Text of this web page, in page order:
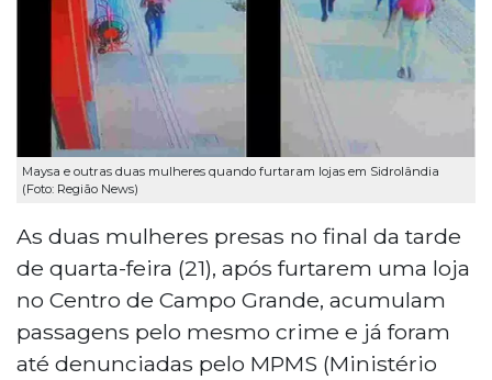
Maysa e outras duas mulheres quando furtaram lojas em Sidrolândia
(Foto: Região News)
As duas mulheres presas no final da tarde
de quarta-feira (21), após furtarem uma loja
no Centro de Campo Grande, acumulam
passagens pelo mesmo crime e já foram
até denunciadas pelo MPMS (Ministério